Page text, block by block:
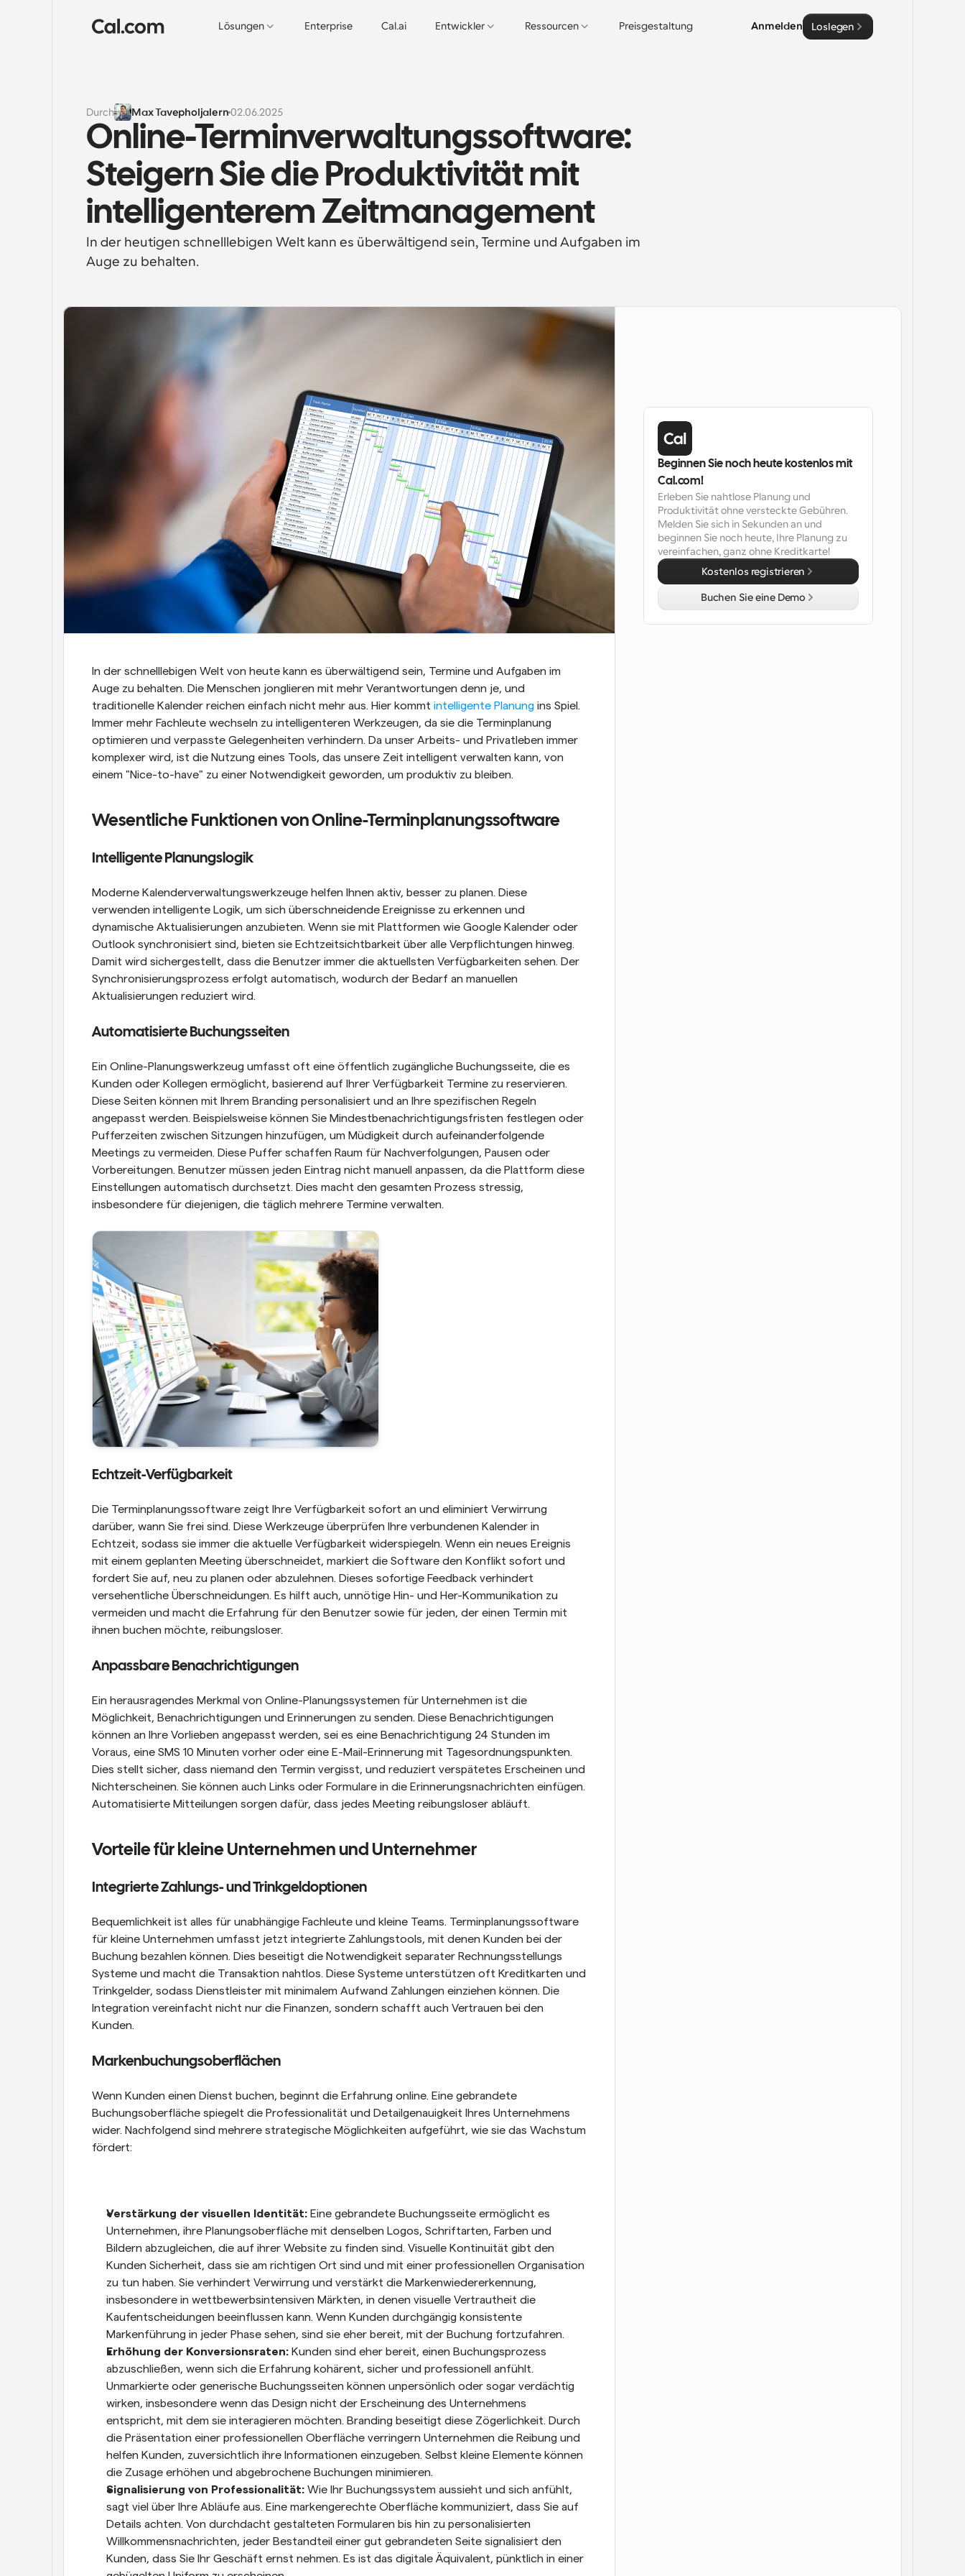
Lösungen Enterprise Cal.ai Entwickler Ressourcen Preisgestaltung Anmelden Loslegen
Durch Max Tavepholjalern 02.06.2025
Online-Terminverwaltungssoftware:
Steigern Sie die Produktivität mit
intelligenterem Zeitmanagement
In der heutigen schnelllebigen Welt kann es überwältigend sein, Termine und Aufgaben im
Auge zu behalten.
In der schnelllebigen Welt von heute kann es überwältigend sein, Termine und Aufgaben im
Auge zu behalten. Die Menschen jonglieren mit mehr Verantwortungen denn je, und
traditionelle Kalender reichen einfach nicht mehr aus. Hier kommt intelligente Planung ins Spiel.
Immer mehr Fachleute wechseln zu intelligenteren Werkzeugen, da sie die Terminplanung
optimieren und verpasste Gelegenheiten verhindern. Da unser Arbeits- und Privatleben immer
komplexer wird, ist die Nutzung eines Tools, das unsere Zeit intelligent verwalten kann, von
einem "Nice-to-have" zu einer Notwendigkeit geworden, um produktiv zu bleiben.
Wesentliche Funktionen von Online-Terminplanungssoftware
Intelligente Planungslogik
Moderne Kalenderverwaltungswerkzeuge helfen Ihnen aktiv, besser zu planen. Diese
verwenden intelligente Logik, um sich überschneidende Ereignisse zu erkennen und
dynamische Aktualisierungen anzubieten. Wenn sie mit Plattformen wie Google Kalender oder
Outlook synchronisiert sind, bieten sie Echtzeitsichtbarkeit über alle Verpflichtungen hinweg.
Damit wird sichergestellt, dass die Benutzer immer die aktuellsten Verfügbarkeiten sehen. Der
Synchronisierungsprozess erfolgt automatisch, wodurch der Bedarf an manuellen
Aktualisierungen reduziert wird.
Automatisierte Buchungsseiten
Ein Online-Planungswerkzeug umfasst oft eine öffentlich zugängliche Buchungsseite, die es
Kunden oder Kollegen ermöglicht, basierend auf Ihrer Verfügbarkeit Termine zu reservieren.
Diese Seiten können mit Ihrem Branding personalisiert und an Ihre spezifischen Regeln
angepasst werden. Beispielsweise können Sie Mindestbenachrichtigungsfristen festlegen oder
Pufferzeiten zwischen Sitzungen hinzufügen, um Müdigkeit durch aufeinanderfolgende
Meetings zu vermeiden. Diese Puffer schaffen Raum für Nachverfolgungen, Pausen oder
Vorbereitungen. Benutzer müssen jeden Eintrag nicht manuell anpassen, da die Plattform diese
Einstellungen automatisch durchsetzt. Dies macht den gesamten Prozess stressig,
insbesondere für diejenigen, die täglich mehrere Termine verwalten.
Echtzeit-Verfügbarkeit
Die Terminplanungssoftware zeigt Ihre Verfügbarkeit sofort an und eliminiert Verwirrung
darüber, wann Sie frei sind. Diese Werkzeuge überprüfen Ihre verbundenen Kalender in
Echtzeit, sodass sie immer die aktuelle Verfügbarkeit widerspiegeln. Wenn ein neues Ereignis
mit einem geplanten Meeting überschneidet, markiert die Software den Konflikt sofort und
fordert Sie auf, neu zu planen oder abzulehnen. Dieses sofortige Feedback verhindert
versehentliche Überschneidungen. Es hilft auch, unnötige Hin- und Her-Kommunikation zu
vermeiden und macht die Erfahrung für den Benutzer sowie für jeden, der einen Termin mit
ihnen buchen möchte, reibungsloser.
Anpassbare Benachrichtigungen
Ein herausragendes Merkmal von Online-Planungssystemen für Unternehmen ist die
Möglichkeit, Benachrichtigungen und Erinnerungen zu senden. Diese Benachrichtigungen
können an Ihre Vorlieben angepasst werden, sei es eine Benachrichtigung 24 Stunden im
Voraus, eine SMS 10 Minuten vorher oder eine E-Mail-Erinnerung mit Tagesordnungspunkten.
Dies stellt sicher, dass niemand den Termin vergisst, und reduziert verspätetes Erscheinen und
Nichterscheinen. Sie können auch Links oder Formulare in die Erinnerungsnachrichten einfügen.
Automatisierte Mitteilungen sorgen dafür, dass jedes Meeting reibungsloser abläuft.
Vorteile für kleine Unternehmen und Unternehmer
Integrierte Zahlungs- und Trinkgeldoptionen
Bequemlichkeit ist alles für unabhängige Fachleute und kleine Teams. Terminplanungssoftware
für kleine Unternehmen umfasst jetzt integrierte Zahlungstools, mit denen Kunden bei der
Buchung bezahlen können. Dies beseitigt die Notwendigkeit separater Rechnungsstellungs
Systeme und macht die Transaktion nahtlos. Diese Systeme unterstützen oft Kreditkarten und
Trinkgelder, sodass Dienstleister mit minimalem Aufwand Zahlungen einziehen können. Die
Integration vereinfacht nicht nur die Finanzen, sondern schafft auch Vertrauen bei den
Kunden.
Markenbuchungsoberflächen
Wenn Kunden einen Dienst buchen, beginnt die Erfahrung online. Eine gebrandete
Buchungsoberfläche spiegelt die Professionalität und Detailgenauigkeit Ihres Unternehmens
wider. Nachfolgend sind mehrere strategische Möglichkeiten aufgeführt, wie sie das Wachstum
fördert:
Verstärkung der visuellen Identität: Eine gebrandete Buchungsseite ermöglicht es
Unternehmen, ihre Planungsoberfläche mit denselben Logos, Schriftarten, Farben und
Bildern abzugleichen, die auf ihrer Website zu finden sind. Visuelle Kontinuität gibt den
Kunden Sicherheit, dass sie am richtigen Ort sind und mit einer professionellen Organisation
zu tun haben. Sie verhindert Verwirrung und verstärkt die Markenwiedererkennung,
insbesondere in wettbewerbsintensiven Märkten, in denen visuelle Vertrautheit die
Kaufentscheidungen beeinflussen kann. Wenn Kunden durchgängig konsistente
Markenführung in jeder Phase sehen, sind sie eher bereit, mit der Buchung fortzufahren.
Erhöhung der Konversionsraten: Kunden sind eher bereit, einen Buchungsprozess
abzuschließen, wenn sich die Erfahrung kohärent, sicher und professionell anfühlt.
Unmarkierte oder generische Buchungsseiten können unpersönlich oder sogar verdächtig
wirken, insbesondere wenn das Design nicht der Erscheinung des Unternehmens
entspricht, mit dem sie interagieren möchten. Branding beseitigt diese Zögerlichkeit. Durch
die Präsentation einer professionellen Oberfläche verringern Unternehmen die Reibung und
helfen Kunden, zuversichtlich ihre Informationen einzugeben. Selbst kleine Elemente können
die Zusage erhöhen und abgebrochene Buchungen minimieren.
Signalisierung von Professionalität: Wie Ihr Buchungssystem aussieht und sich anfühlt,
sagt viel über Ihre Abläufe aus. Eine markengerechte Oberfläche kommuniziert, dass Sie auf
Details achten. Von durchdacht gestalteten Formularen bis hin zu personalisierten
Willkommensnachrichten, jeder Bestandteil einer gut gebrandeten Seite signalisiert den
Kunden, dass Sie Ihr Geschäft ernst nehmen. Es ist das digitale Äquivalent, pünktlich in einer
Beginnen Sie noch heute kostenlos mit
Cal.com!
Erleben Sie nahtlose Planung und
Produktivität ohne versteckte Gebühren.
Melden Sie sich in Sekunden an und
beginnen Sie noch heute, Ihre Planung zu
vereinfachen, ganz ohne Kreditkarte!
Kostenlos registrieren
Buchen Sie eine Demo